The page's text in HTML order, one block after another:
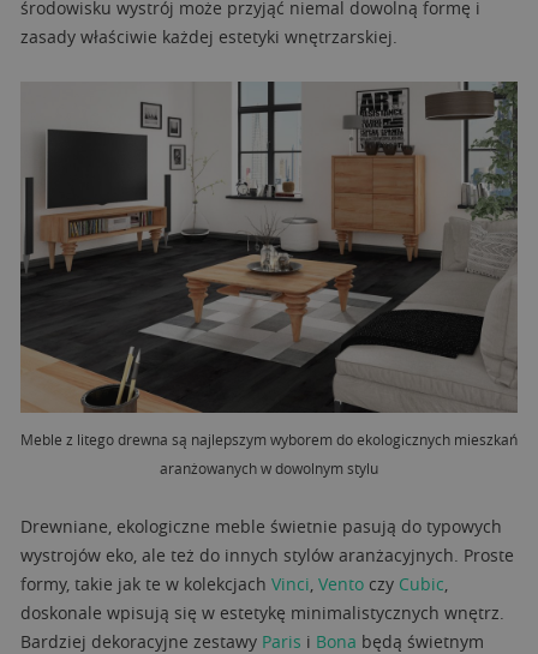
środowisku wystrój może przyjąć niemal dowolną formę i
zasady właściwie każdej estetyki wnętrzarskiej.
Meble z litego drewna są najlepszym wyborem do ekologicznych mieszkań
aranżowanych w dowolnym stylu
Drewniane, ekologiczne meble świetnie pasują do typowych
wystrojów eko, ale też do innych stylów aranżacyjnych. Proste
formy, takie jak te w kolekcjach Vinci Vento czy Cubic
doskonale wpisują się w estetykę minimalistycznych wnętrz.
Bardziej dekoracyjne zestawy Paris i Bona będą świetnym